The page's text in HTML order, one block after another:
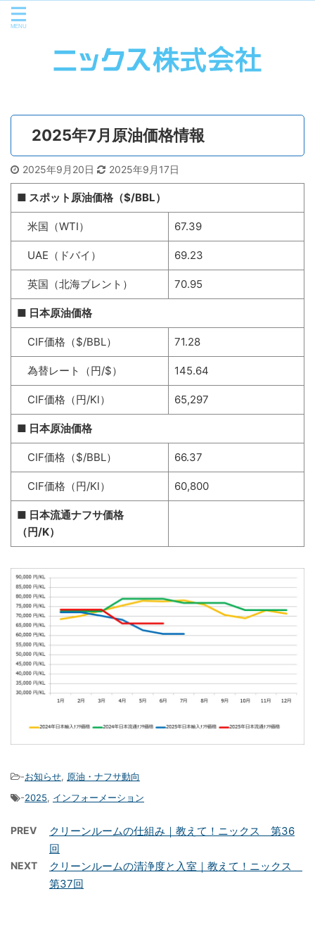
2025年7月原油価格情報
2025年9月20日 2025年9月17日
■ スポット原油価格（$/BBL）
米国（WTI） 67.39
UAE（ドバイ） 69.23
英国（北海ブレント） 70.95
■ 日本原油価格
CIF価格（$/BBL） 71.28
為替レート（円/$） 145.64
CIF価格（円/Kl） 65,297
■ 日本原油価格
CIF価格（$/BBL） 66.37
CIF価格（円/Kl） 60,800
■ 日本流通ナフサ価格
（円/K）
-お知らせ, 原油・ナフサ動向
-2025, インフォーメーション
PREV
クリーンルームの仕組み｜教えて！ニックス 第36
回
NEXT
クリーンルームの清浄度と入室｜教えて！ニックス
第37回